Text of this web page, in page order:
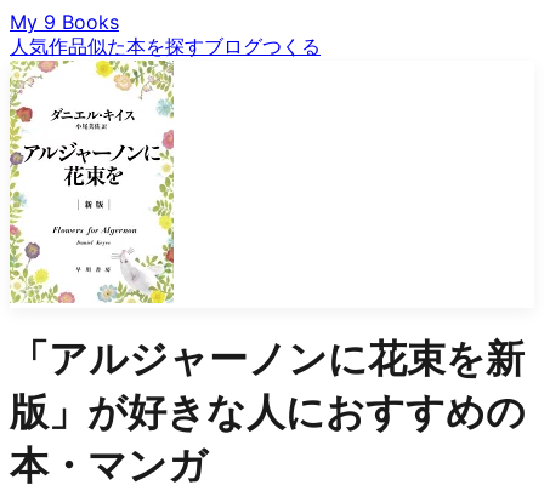
My 9 Books
人気作品似た本を探すブログつくる
「アルジャーノンに花束を新
版 」が好きな人におすすめの
本・マンガ